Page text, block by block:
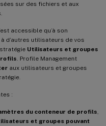
sur des fichiers et aux
accessible qu’à son
d’autres utilisateurs de vos
Utilisateurs et groupes
. Profile Management
aux utilisateurs et groupes
:
du conteneur de profils
et groupes pouvant